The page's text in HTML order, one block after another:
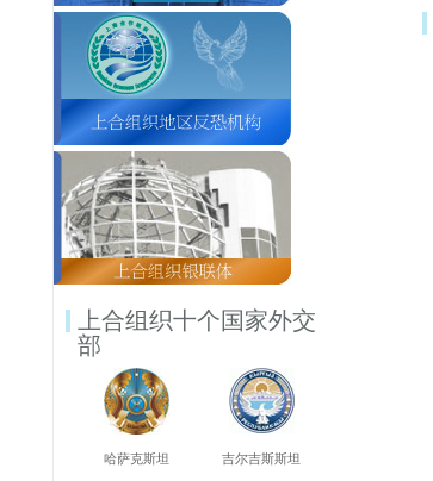
上合组织十个国家外交
部
哈萨克斯坦 吉尔吉斯斯坦